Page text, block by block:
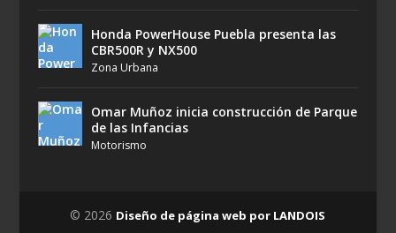
Honda PowerHouse Puebla presenta las
CBR500R y NX500
Zona Urbana
Omar Muñoz inicia construcción de Parque
de las Infancias
Motorismo
© 2026 Diseño de página web por LANDOIS